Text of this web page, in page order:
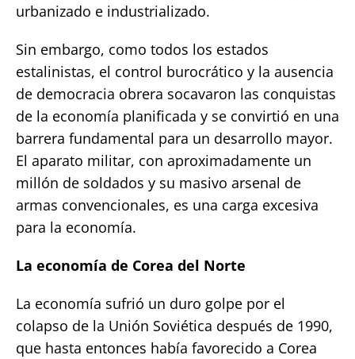
urbanizado e industrializado.
Sin embargo, como todos los estados
estalinistas, el control burocrático y la ausencia
de democracia obrera socavaron las conquistas
de la economía planificada y se convirtió en una
barrera fundamental para un desarrollo mayor.
El aparato militar, con aproximadamente un
millón de soldados y su masivo arsenal de
armas convencionales, es una carga excesiva
para la economía.
La economía de Corea del Norte
La economía sufrió un duro golpe por el
colapso de la Unión Soviética después de 1990,
que hasta entonces había favorecido a Corea